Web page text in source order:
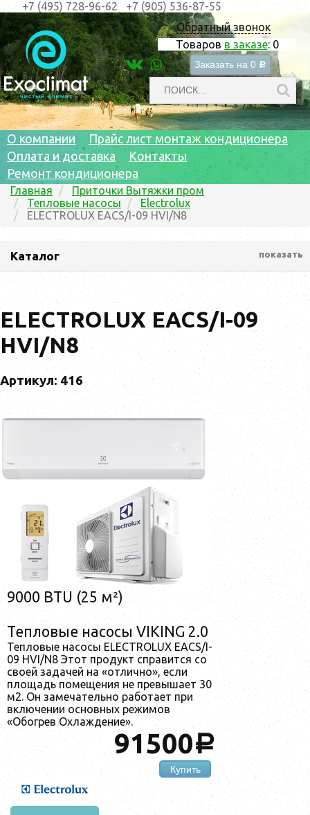
Обратный звонок
Товаров в заказе: 0
Заказать на 0 c
+7 (495) 728-96-62 +7 (905) 536-87-55
О компании
Прайс лист монтаж кондиционера
Оплата и доставка
Контакты
Ремонт кондиционера
Главная
Приточки Вытяжки пром
Тепловые насосы
Electrolux
ELECTROLUX EACS/I-09 HVI/N8
Каталог показать
ELECTROLUX EACS/I-09
HVI/N8
Артикул: 416
9000 BTU (25 м²)
Тепловые насосы VIKING 2.0
Тепловые насосы ELECTROLUX EACS/I-
09 HVI/N8 Этот продукт справится со
своей задачей на «отлично», если
площадь помещения не превышает 30
м2. Он замечательно работает при
включении основных режимов
«Обогрев Охлаждение».
91500a
Купить